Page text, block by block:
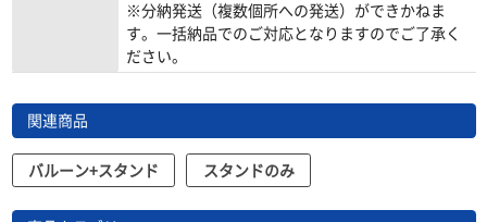
※分納発送（複数個所への発送）ができかねま
す。一括納品でのご対応となりますのでご了承く
ださい。
関連商品
バルーン+スタンド スタンドのみ